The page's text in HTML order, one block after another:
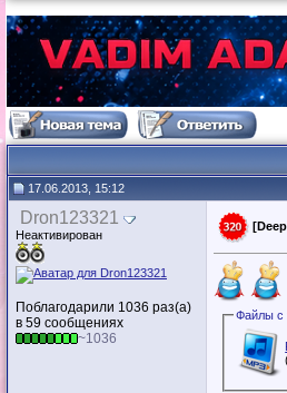
17.06.2013, 15:12
Dron123321
Неактивирован
Поблагодарили 1036 раз(а)
в 59 сообщениях
~1036